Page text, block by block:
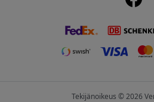
www.plaud.se
Tekijänoikeus © 2026